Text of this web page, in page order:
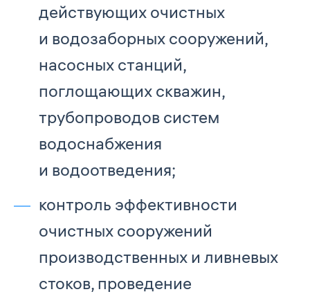
действующих очистных
и водозаборных сооружений,
насосных станций,
поглощающих скважин,
трубопроводов систем
водоснабжения
и водоотведения;
контроль эффективности
очистных сооружений
производственных и ливневых
стоков, проведение